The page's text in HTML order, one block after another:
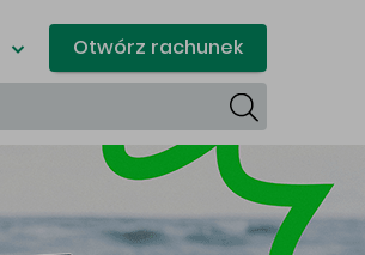
Otwórz rachunek